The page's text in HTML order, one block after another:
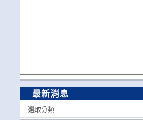
最新消息
選取分類